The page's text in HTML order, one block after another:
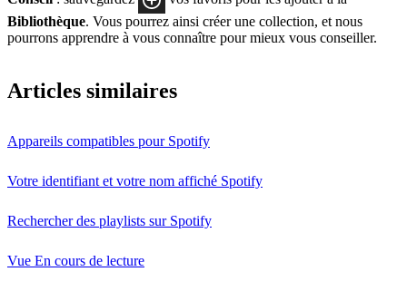
Bibliothèque. Vous pourrez ainsi créer une collection, et nous
pourrons apprendre à vous connaître pour mieux vous conseiller.
Articles similaires
Appareils compatibles pour Spotify
Votre identifiant et votre nom affiché Spotify
Rechercher des playlists sur Spotify
Vue En cours de lecture